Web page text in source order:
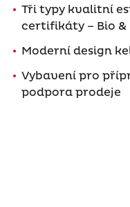
Tři typy kvalitní
certifikáty – Bio
Moderní design
Vybavení pro
podpora prodeje